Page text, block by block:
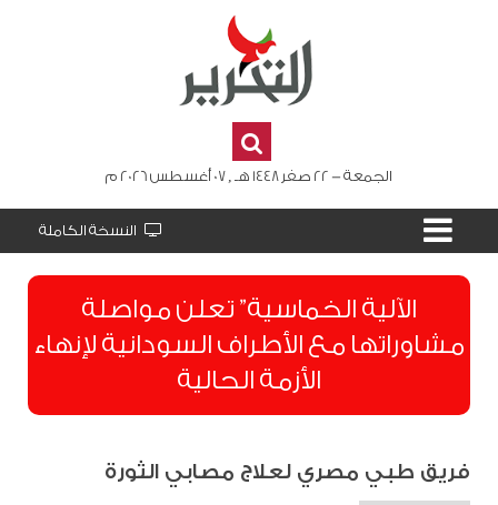
الجمعة - 22 صفر 1448 هـ , 07 أغسطس 2026 م
النسخة الكاملة
الآلية الخماسية” تعلن مواصلة
مشاوراتها مع الأطراف السودانية لإنهاء
الأزمة الحالية
فريق طبي مصري لعلاج مصابي الثورة